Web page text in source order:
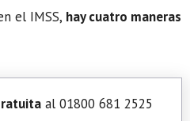
el IMSS, hay cuatro maneras
al 01800 681 2525